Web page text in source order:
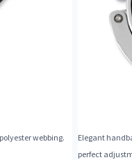
webbing.
Elegant
perfect